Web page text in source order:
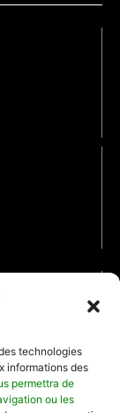
technologies
informations des
permettra de
ou les